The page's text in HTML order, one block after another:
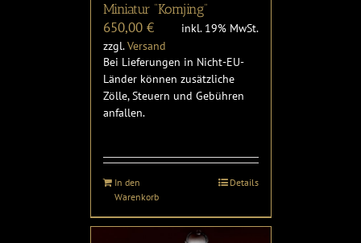
Miniatur “Komjing”
650,00 €
inkl. 19% MwSt.
zzgl.Versand
Bei Lieferungen in Nicht-EU-
Länder können zusätzliche
Zölle, Steuern und Gebühren
anfallen.
In den
Warenkorb
Details